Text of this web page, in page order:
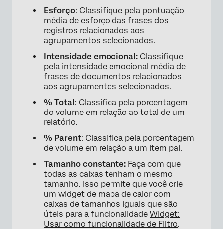
Esforço: Classifique pela pontuação
média de esforço das frases dos
registros relacionados aos
agrupamentos selecionados.
Intensidade emocional: Classifique
pela intensidade emocional média de
frases de documentos relacionados
aos agrupamentos selecionados.
% Total: Classifica pela porcentagem
do volume em relação ao total de um
relatório.
% Parent: Classifica pela porcentagem
de volume em relação a um item pai.
Tamanho constante: Faça com que
todas as caixas tenham o mesmo
tamanho. Isso permite que você crie
um widget de mapa de calor com
caixas de tamanhos iguais que são
úteis para a funcionalidade Widget:
Usar como funcionalidade de Filtro.